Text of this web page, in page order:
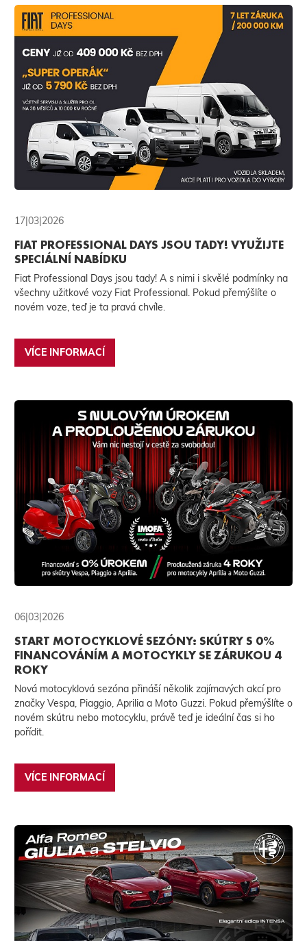
17|03|2026
FIAT PROFESSIONAL DAYS JSOU TADY! VYUŽIJTE
SPECIÁLNÍ NABÍDKU
Fiat Professional Days jsou tady! A s nimi i skvělé podmínky na
všechny užitkové vozy Fiat Professional. Pokud přemýšlíte o
novém voze, teď je ta pravá chvíle.
VÍCE INFORMACÍ
06|03|2026
START MOTOCYKLOVÉ SEZÓNY: SKÚTRY S 0%
FINANCOVÁNÍM A MOTOCYKLY SE ZÁRUKOU 4
ROKY
Nová motocyklová sezóna přináší několik zajímavých akcí pro
značky Vespa, Piaggio, Aprilia a Moto Guzzi. Pokud přemýšlíte o
novém skútru nebo motocyklu, právě teď je ideální čas si ho
pořídit.
VÍCE INFORMACÍ